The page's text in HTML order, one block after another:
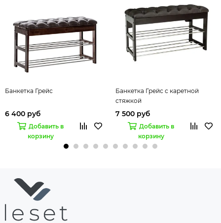
Банкетка Грейс
6 400 руб
Добавить в
корзину
Банкетка Грейс с каретной
стяжкой
7 500 руб
Добавить в
корзину